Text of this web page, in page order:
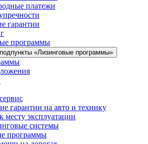
платежи
гарантии
программы
«Лизинговые программы»
гарантии на авто и технику
месту эксплуатации
системы
программы